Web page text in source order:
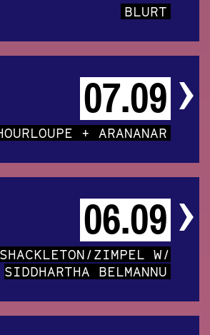
BLURT
07.09
+ ARANANAR
06.09
SHACKLETON/ZIMPEL W/
SIDDHARTHA BELMANNU